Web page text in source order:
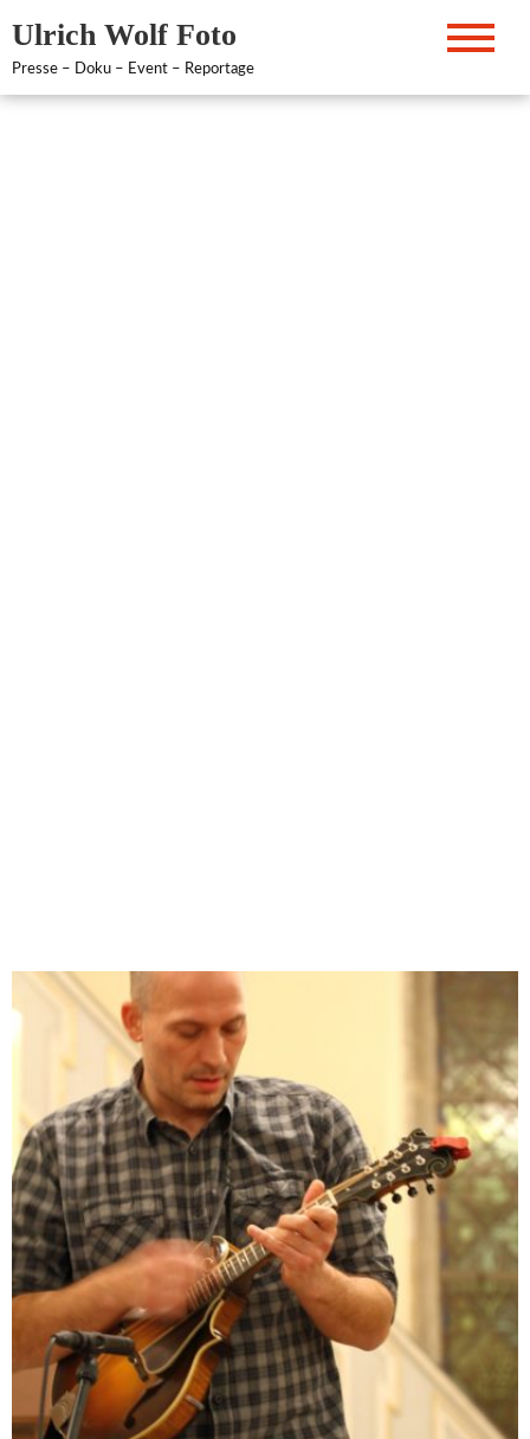
Inhalt
springen
Ulrich Wolf Foto
Presse – Doku – Event – Reportage